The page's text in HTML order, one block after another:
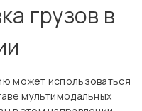
грузов в
может использоваться
мультимодальных